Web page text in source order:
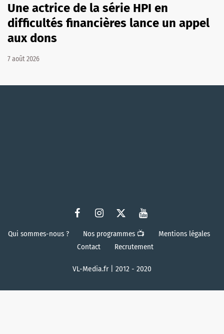
Une actrice de la série HPI en
difficultés financières lance un appel
aux dons
7 août 2026
Qui sommes-nous ? Nos programmes 📺
Mentions légales
Contact
Recrutement
VL-Media.fr | 2012 - 2020